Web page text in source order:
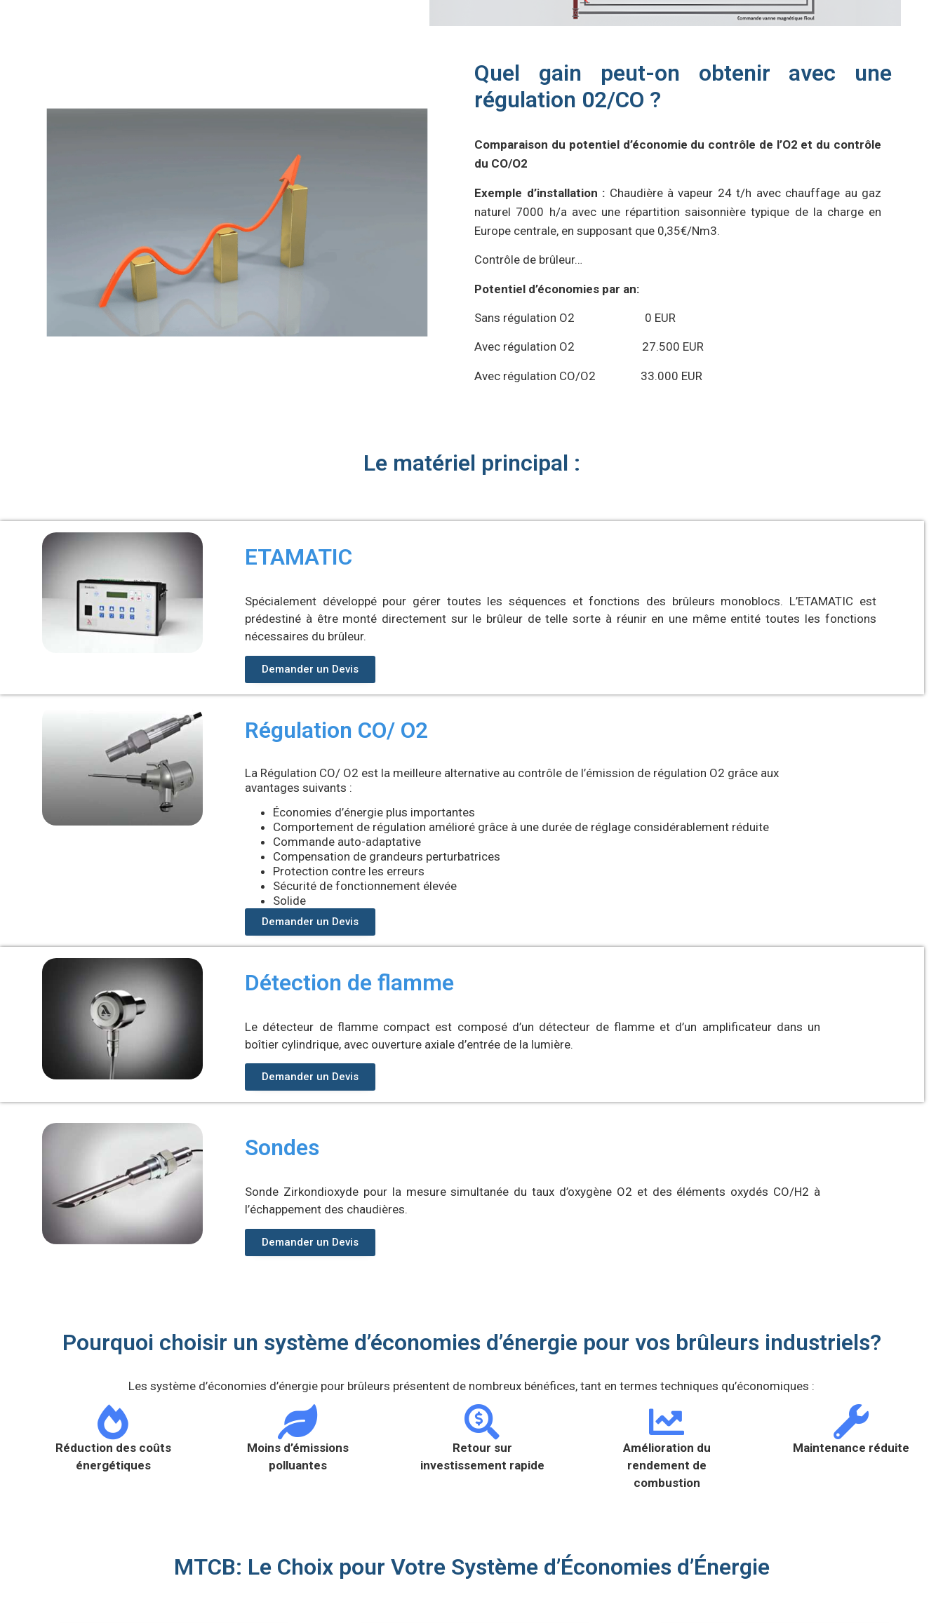
Quel gain peut-on obtenir avec une
régulation 02/CO ?
Comparaison du potentiel d’économie du contrôle de l’O2 et du contrôle
du CO/O2
Exemple d’installation : Chaudière à vapeur 24 t/h avec chauffage au gaz
naturel 7000 h/a avec une répartition saisonnière typique de la charge en
Europe centrale, en supposant que 0,35€/Nm3.
Contrôle de brûleur…
Potentiel d’économies par an:
Sans régulation O2 0 EUR
Avec régulation O2 27.500 EUR
Avec régulation CO/O2 33.000 EUR
Le matériel principal :
ETAMATIC
Spécialement développé pour gérer toutes les séquences et fonctions des brûleurs monoblocs. L’ETAMATIC est
prédestiné à être monté directement sur le brûleur de telle sorte à réunir en une même entité toutes les fonctions
nécessaires du brûleur.
Demander un Devis
Régulation CO/ O2
La Régulation CO/ O2 est la meilleure alternative au contrôle de l’émission de régulation O2 grâce aux
avantages suivants :
Économies d’énergie plus importantes
Comportement de régulation amélioré grâce à une durée de réglage considérablement réduite
Commande auto-adaptative
Compensation de grandeurs perturbatrices
Protection contre les erreurs
Sécurité de fonctionnement élevée
Solide
Demander un Devis
Détection de flamme
Le détecteur de flamme compact est composé d’un détecteur de flamme et d’un amplificateur dans un
boîtier cylindrique, avec ouverture axiale d’entrée de la lumière.
Demander un Devis
Sondes
Sonde Zirkondioxyde pour la mesure simultanée du taux d’oxygène O2 et des éléments oxydés CO/H2 à
l’échappement des chaudières.
Demander un Devis
Pourquoi choisir un système d’économies d’énergie pour vos brûleurs industriels?
Les système d’économies d’énergie pour brûleurs présentent de nombreux bénéfices, tant en termes techniques qu’économiques :
Réduction des coûts
énergétiques
Moins d’émissions
polluantes
Retour sur
investissement rapide
Amélioration du
rendement de
combustion
Maintenance réduite
MTCB: Le Choix pour Votre Système d’Économies d’Énergie